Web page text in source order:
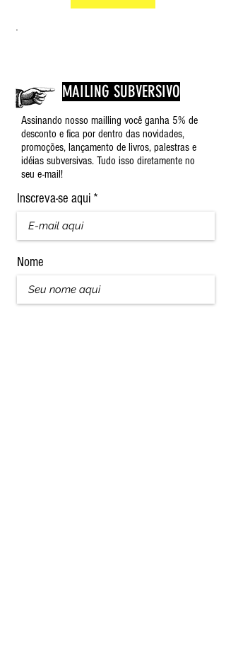
.
MAILING SUBVERSIVO
Assinando nosso mailling você ganha 5% de
desconto e fica por dentro das novidades,
promoções, lançamento de livros, palestras e
idéias subversivas. Tudo isso diretamente no
seu e-mail!
Inscreva-se aqui
Nome